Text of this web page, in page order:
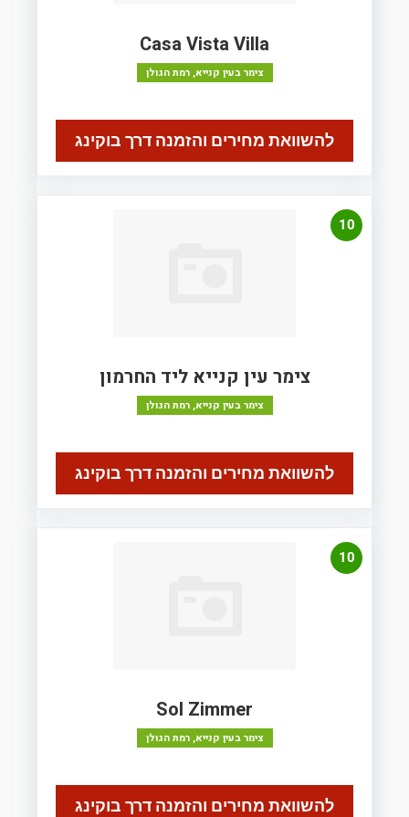
Casa Vista Villa
צימר בעין קנייא, רמת הגולן
להשוואת מחירים והזמנה דרך בוקינג
10
צימר עין קנייא ליד החרמון
צימר בעין קנייא, רמת הגולן
להשוואת מחירים והזמנה דרך בוקינג
10
Sol Zimmer
צימר בעין קנייא, רמת הגולן
להשוואת מחירים והזמנה דרך בוקינג